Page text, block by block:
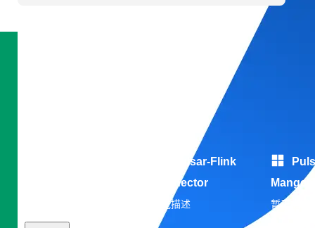
Pulsar-Flink
Connector
暂无描述
Manger
暂无描述